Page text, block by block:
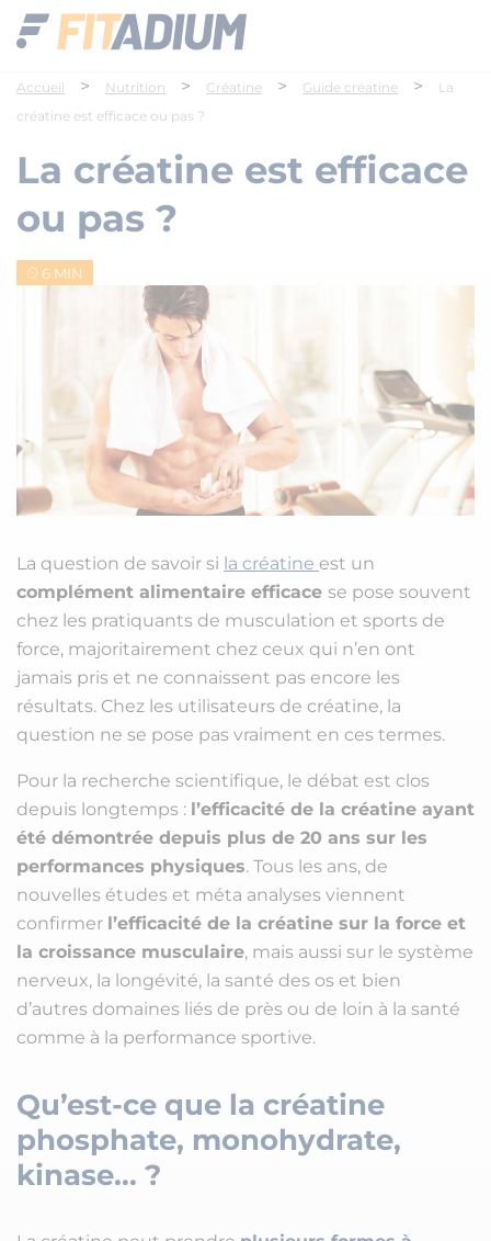
Accueil > Nutrition > Créatine > Guide créatine >
La
créatine est efficace ou pas ?
La créatine est efficace
ou pas ?
6 MIN
La question de savoir si la créatine est un
complément alimentaire efficace se pose souvent
chez les pratiquants de musculation et sports de
force, majoritairement chez ceux qui n’en ont
jamais pris et ne connaissent pas encore les
résultats. Chez les utilisateurs de créatine, la
question ne se pose pas vraiment en ces termes.
Pour la recherche scientifique, le débat est clos
depuis longtemps : l’efficacité de la créatine ayant
été démontrée depuis plus de 20 ans sur les
performances physiques. Tous les ans, de
nouvelles études et méta analyses viennent
confirmer l’efficacité de la créatine sur la force et
la croissance musculaire, mais aussi sur le système
nerveux, la longévité, la santé des os et bien
d’autres domaines liés de près ou de loin à la santé
comme à la performance sportive.
Qu’est-ce que la créatine
phosphate, monohydrate,
kinase… ?